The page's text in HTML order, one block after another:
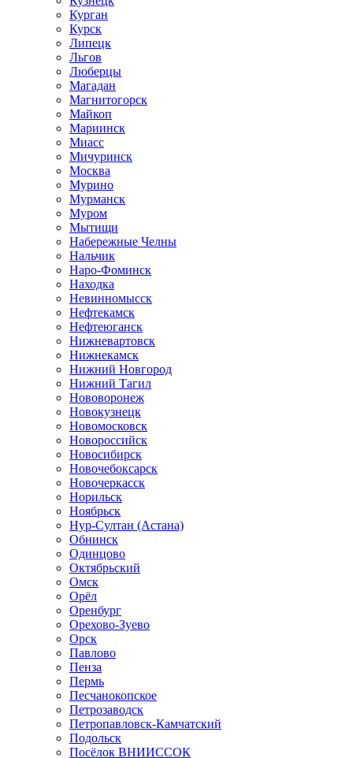
Курган
Курск
Липецк
Льгов
Люберцы
Магадан
Магнитогорск
Майкоп
Мариинск
Миасс
Мичуринск
Москва
Мурино
Мурманск
Муром
Мытищи
Набережные Челны
Нальчик
Наро-Фоминск
Находка
Невинномысск
Нефтекамск
Нефтеюганск
Нижневартовск
Нижнекамск
Нижний Новгород
Нижний Тагил
Нововоронеж
Новокузнецк
Новомосковск
Новороссийск
Новосибирск
Новочебоксарск
Новочеркасск
Норильск
Ноябрьск
Нур-Султан (Астана)
Обнинск
Одинцово
Октябрьский
Омск
Орёл
Оренбург
Орехово-Зуево
Орск
Павлово
Пенза
Пермь
Песчанокопское
Петрозаводск
Петропавловск-Камчатский
Подольск
Посёлок ВНИИССОК